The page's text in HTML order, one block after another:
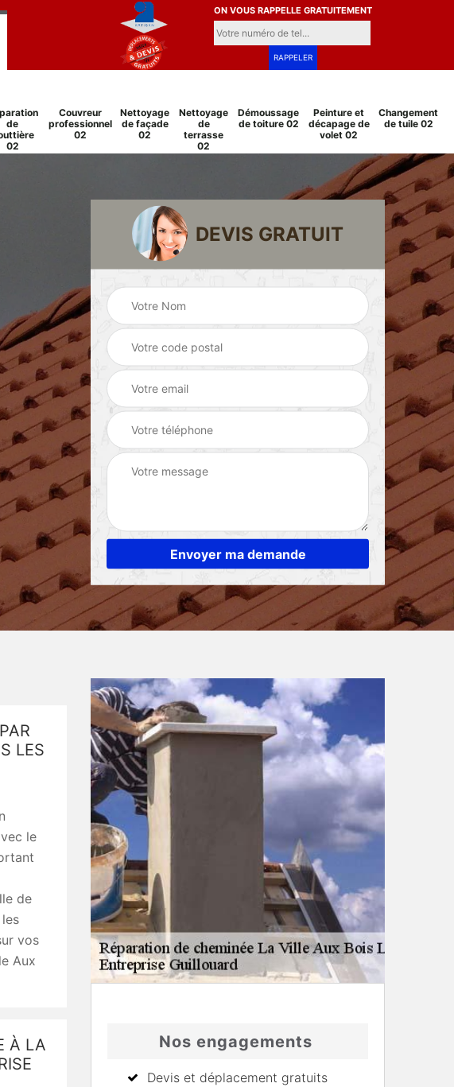
ON VOUS RAPPELLE GRATUITEMENT
de
02
Couvreur
professionnel
02
Nettoyage
de façade
02
Nettoyage
de
terrasse
02
Démoussage
de toiture 02
Peinture et
décapage de
volet 02
Changement
de tuile 02
Réparation
Peinture sur tuile
Pose et
changement
grillage et clôture
02
DEVIS GRATUIT
LES
le
de
vos
Aux
À LA
Nos engagements
Devis et déplacement gratuits